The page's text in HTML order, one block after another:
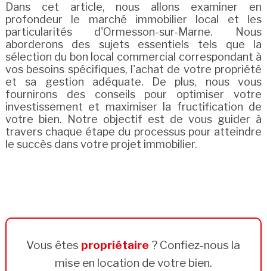
Dans cet article, nous allons examiner en
profondeur le marché immobilier local et les
particularités d'Ormesson-sur-Marne. Nous
aborderons des sujets essentiels tels que la
sélection du bon local commercial correspondant à
vos besoins spécifiques, l'achat de votre propriété
et sa gestion adéquate. De plus, nous vous
fournirons des conseils pour optimiser votre
investissement et maximiser la fructification de
votre bien. Notre objectif est de vous guider à
travers chaque étape du processus pour atteindre
le succès dans votre projet immobilier.
Vous êtes propriétaire ? Confiez-nous la
mise en location de votre bien.